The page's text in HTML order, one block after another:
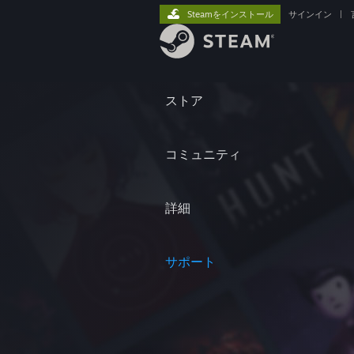
ストア
コミュニティ
詳細
サポート
Steamをインストール サインイン